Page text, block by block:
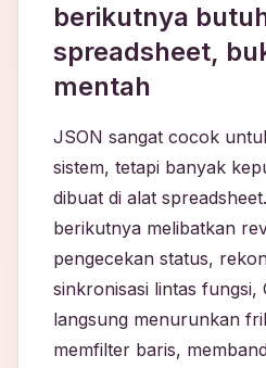
berikutnya
spreadsheet,
mentah
JSON sangat cocok
sistem, tetapi banyak
dibuat di alat
berikutnya melibatkan
pengecekan status,
sinkronisasi lintas fungsi,
langsung menurunkan
memfilter baris,